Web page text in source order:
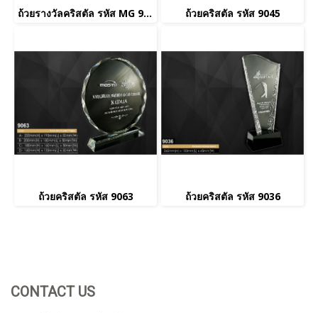
ถ้วยรางวัลคริสตัล รหัส MG 9015 ถ้วยคริสตัล รหัส 9045
ถ้วยคริสตัล รหัส 9063 ถ้วยคริสตัล รหัส 9036
CONTACT US